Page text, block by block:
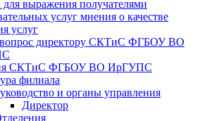
для выражения получателями
услуг мнения о качестве
услуг
вопрос директору СКТиС ФГБОУ ВО
СКТиС ФГБОУ ВО ИрГУПС
филиала
и органы управления
Директор